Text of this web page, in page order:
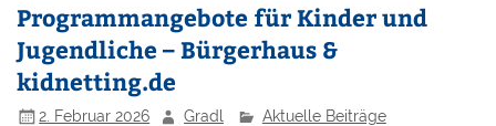
Programmangebote für Kinder und
Jugendliche – Bürgerhaus &
kidnetting.de
2. Februar 2026 Gradl Aktuelle Beiträge